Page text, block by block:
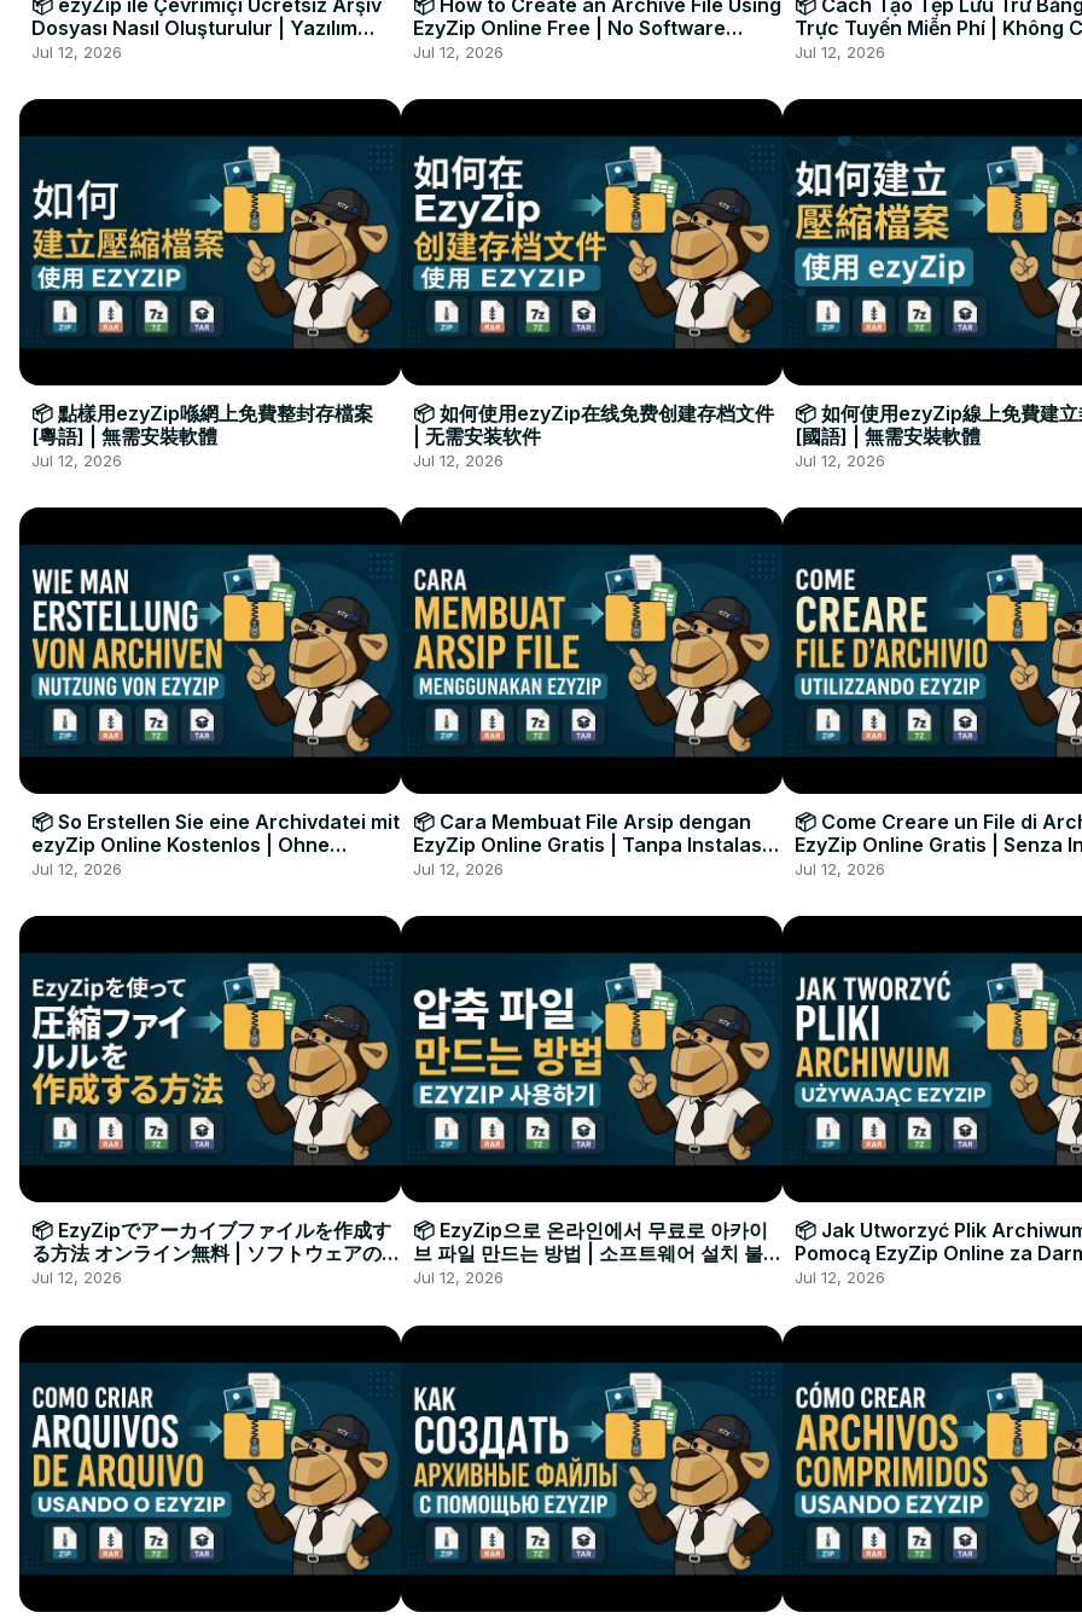
Dosyası Nasıl Oluşturulur | Yazılım
Kurulumu Gerekmez
Jul 12, 2026
EzyZip Online Free | No Software
Installation Required
Jul 12, 2026
Trực Tuyến Miễn Phí | Không
Đặt Phần Mềm
Jul 12, 2026
📦 點樣用ezyZip喺網上免費整封存檔案
[粵語] | 無需安裝軟體
Jul 12, 2026
📦 如何使用ezyZip在线免费创建存档文件
| 无需安装软件
Jul 12, 2026
📦 如何使用ezyZip線上免費建
[國語] | 無需安裝軟體
Jul 12, 2026
📦 So Erstellen Sie eine Archivdatei mit
ezyZip Online Kostenlos | Ohne
Softwareinstallation
Jul 12, 2026
📦 Cara Membuat File Arsip dengan
EzyZip Online Gratis | Tanpa Instalasi
Perangkat Lunak
Jul 12, 2026
📦 Come Creare un File di
EzyZip Online Gratis | Senza
Software
Jul 12, 2026
📦 EzyZipでアーカイブファイルを作成す
る方法 オンライン無料 | ソフトウェアのイ
ンストール不要
Jul 12, 2026
📦 EzyZip으로 온라인에서 무료로 아카이
브 파일 만드는 방법 | 소프트웨어 설치 불필
요
Jul 12, 2026
📦 Jak Utworzyć Plik
Pomocą EzyZip Online za
Instalacji Oprogramowania
Jul 12, 2026